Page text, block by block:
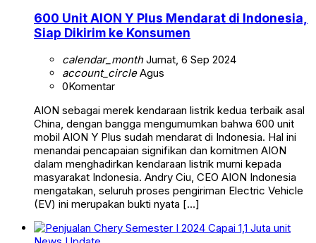
600 Unit AION Y Plus Mendarat di Indonesia,
Siap Dikirim ke Konsumen
calendar_monthJumat, 6 Sep 2024
account_circleAgus
0Komentar
AION sebagai merek kendaraan listrik kedua terbaik asal
China, dengan bangga mengumumkan bahwa 600 unit
mobil AION Y Plus sudah mendarat di Indonesia. Hal ini
menandai pencapaian signifikan dan komitmen AION
dalam menghadirkan kendaraan listrik murni kepada
masyarakat Indonesia. Andry Ciu, CEO AION Indonesia
mengatakan, seluruh proses pengiriman Electric Vehicle
(EV) ini merupakan bukti nyata […]